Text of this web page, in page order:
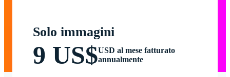
Solo immagini
9 US$USD al mese fatturato
annualmente